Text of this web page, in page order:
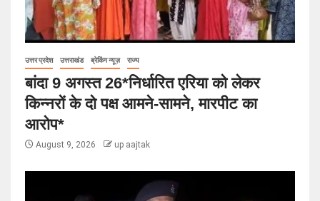
उत्तर प्रदेश उत्तराखंड ब्रेकिंग न्यूज़ राज्य
बांदा 9 अगस्त 26*निर्धारित एरिया को लेकर
किन्नरों के दो पक्ष आमने-सामने, मारपीट का
आरोप*
August 9, 2026 up aajtak